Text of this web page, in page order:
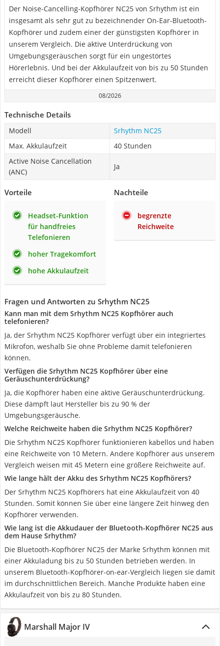
Der Noise-Cancelling-Kopfhörer NC25 von Srhythm ist ein
insgesamt als sehr gut zu bezeichnender On-Ear-Bluetooth-
Kopfhörer und zudem einer der günstigsten Kopfhörer in
unserem Vergleich. Die aktive Unterdrückung von
Umgebungsgeräuschen sorgt für ein ungestörtes
Hörerlebnis. Und bei der Akkulaufzeit von bis zu 50 Stunden
erreicht dieser Kopfhörer einen Spitzenwert.
08/2026
Technische Details
Modell
Srhythm NC25
Max. Akkulaufzeit
40 Stunden
Active Noise Cancellation
(ANC)
Ja
Vorteile
Headset-Funktion
für handfreies
Telefonieren
hoher Tragekomfort
hohe Akkulaufzeit
Nachteile
begrenzte
Reichweite
Fragen und Antworten zu Srhythm NC25
Kann man mit dem Srhythm NC25 Kopfhörer auch
telefonieren?
Ja, der Srhythm NC25 Kopfhörer verfügt über ein integriertes
Mikrofon, weshalb Sie ohne Probleme damit telefonieren
können.
Verfügen die Srhythm NC25 Kopfhörer über eine
Geräuschunterdrückung?
Ja, die Kopfhörer haben eine aktive Geräuschunterdrückung.
Diese dämpft laut Hersteller bis zu 90 % der
Umgebungsgeräusche.
Welche Reichweite haben die Srhythm NC25 Kopfhörer?
Die Srhythm NC25 Kopfhörer funktionieren kabellos und haben
eine Reichweite von 10 Metern. Andere Kopfhörer aus unserem
Vergleich weisen mit 45 Metern eine größere Reichweite auf.
Wie lange hält der Akku des Srhythm NC25 Kopfhörers?
Der Srhythm NC25 Kopfhörers hat eine Akkulaufzeit von 40
Stunden. Somit können Sie über eine längere Zeit hinweg den
Kopfhörer verwenden.
Wie lang ist die Akkudauer der Bluetooth-Kopfhörer NC25 aus
dem Hause Srhythm?
Die Bluetooth-Kopfhörer NC25 der Marke Srhythm können mit
einer Akkuladung bis zu 50 Stunden betrieben werden. In
unserem Bluetooth-Kopfhörer-on-ear-Vergleich liegen sie damit
im durchschnittlichen Bereich. Manche Produkte haben eine
Akkulaufzeit von bis zu 80 Stunden.
Marshall Major IV